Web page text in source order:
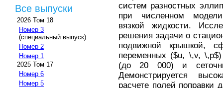
Все выпуски
2026 Том 18
Номер 3
(специальный выпуск)
Номер 2
Номер 1
2025 Том 17
Номер 6
Номер 5
систем разностных
при численном
вязкой жидкости.
решения задачи о
подвижной крышкой,
переменных ($u, \,v,
(до 20 000) и
Демонстрируется
расчете полей поправки